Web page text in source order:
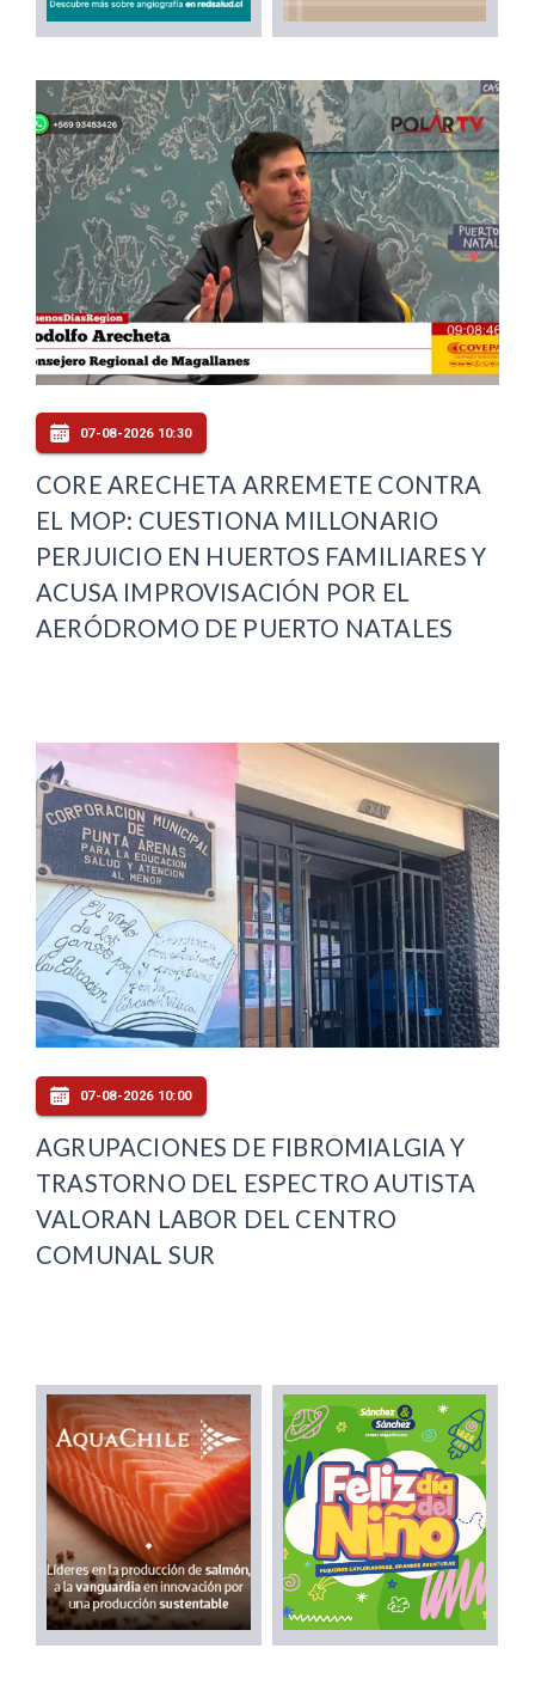
07-08-2026 10:30
CORE ARECHETA ARREMETE CONTRA
EL MOP: CUESTIONA MILLONARIO
PERJUICIO EN HUERTOS FAMILIARES Y
ACUSA IMPROVISACIÓN POR EL
AERÓDROMO DE PUERTO NATALES
07-08-2026 10:00
AGRUPACIONES DE FIBROMIALGIA Y
TRASTORNO DEL ESPECTRO AUTISTA
VALORAN LABOR DEL CENTRO
COMUNAL SUR